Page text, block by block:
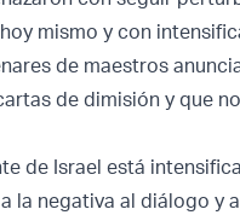
mismo y con
de maestros
de dimisión y que
de Israel está
la negativa al diálogo y